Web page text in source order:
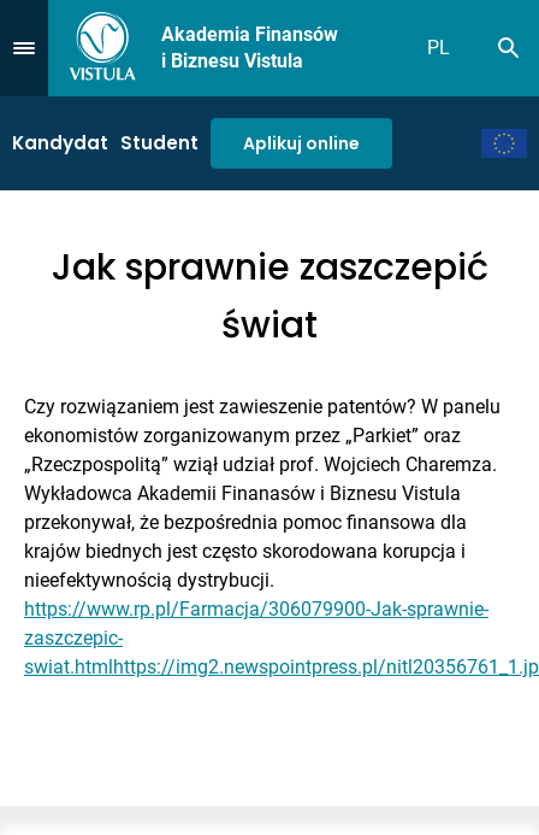
Przejdź do Menu
Akademia Finansów
i Biznesu Vistula
PL
Kandydat Student Aplikuj online
Jak sprawnie zaszczepić
świat
Czy rozwiązaniem jest zawieszenie patentów? W panelu
ekonomistów zorganizowanym przez „Parkiet” oraz
„Rzeczpospolitą” wziął udział prof. Wojciech Charemza.
Wykładowca Akademii Finanasów i Biznesu Vistula
przekonywał, że bezpośrednia pomoc finansowa dla
krajów biednych jest często skorodowana korupcja i
nieefektywnością dystrybucji.
https://www.rp.pl/Farmacja/306079900-Jak-sprawnie-
zaszczepic-
swiat.htmlhttps://img2.newspointpress.pl/